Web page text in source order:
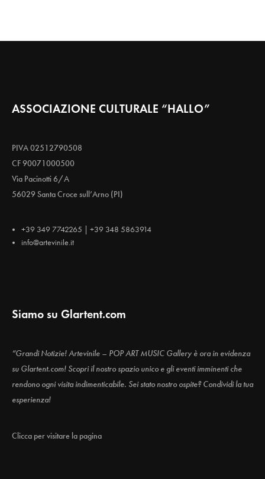
ASSOCIAZIONE CULTURALE “HALLO”
PIVA 02512790508
CF 90071000500
Via Pacinotti 6/A
56029 Santa Croce sull’Arno (PI)
+39 349 7742265 | +39 348 5863914
info@artevinile.it
Siamo su Glartent.com
“Grandi Notizie! Artevinile – POP ART MUSIC Gallery è ora in evidenza
su Glartent.com! Scopri il nostro spazio unico e gli eventi imminenti che
rendono ogni visita indimenticabile. Sei stato nostro ospite? Condividi la tua
esperienza!
Clicca per visitare la pagina